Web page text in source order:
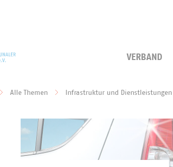
VERBAND
Alle Themen Infrastruktur und Dienstleistungen